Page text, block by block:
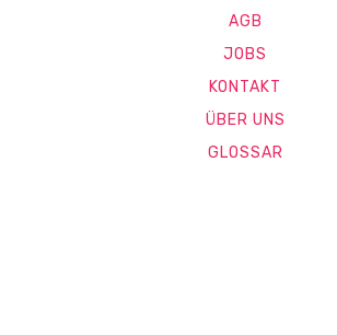
AGB
JOBS
KONTAKT
ÜBER UNS
GLOSSAR